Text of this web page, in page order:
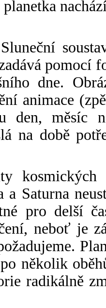
planetka
pomocí
dne.
animace
den, měsíc
na době
a Saturna
pro delší
neboť je
několik
radikálně